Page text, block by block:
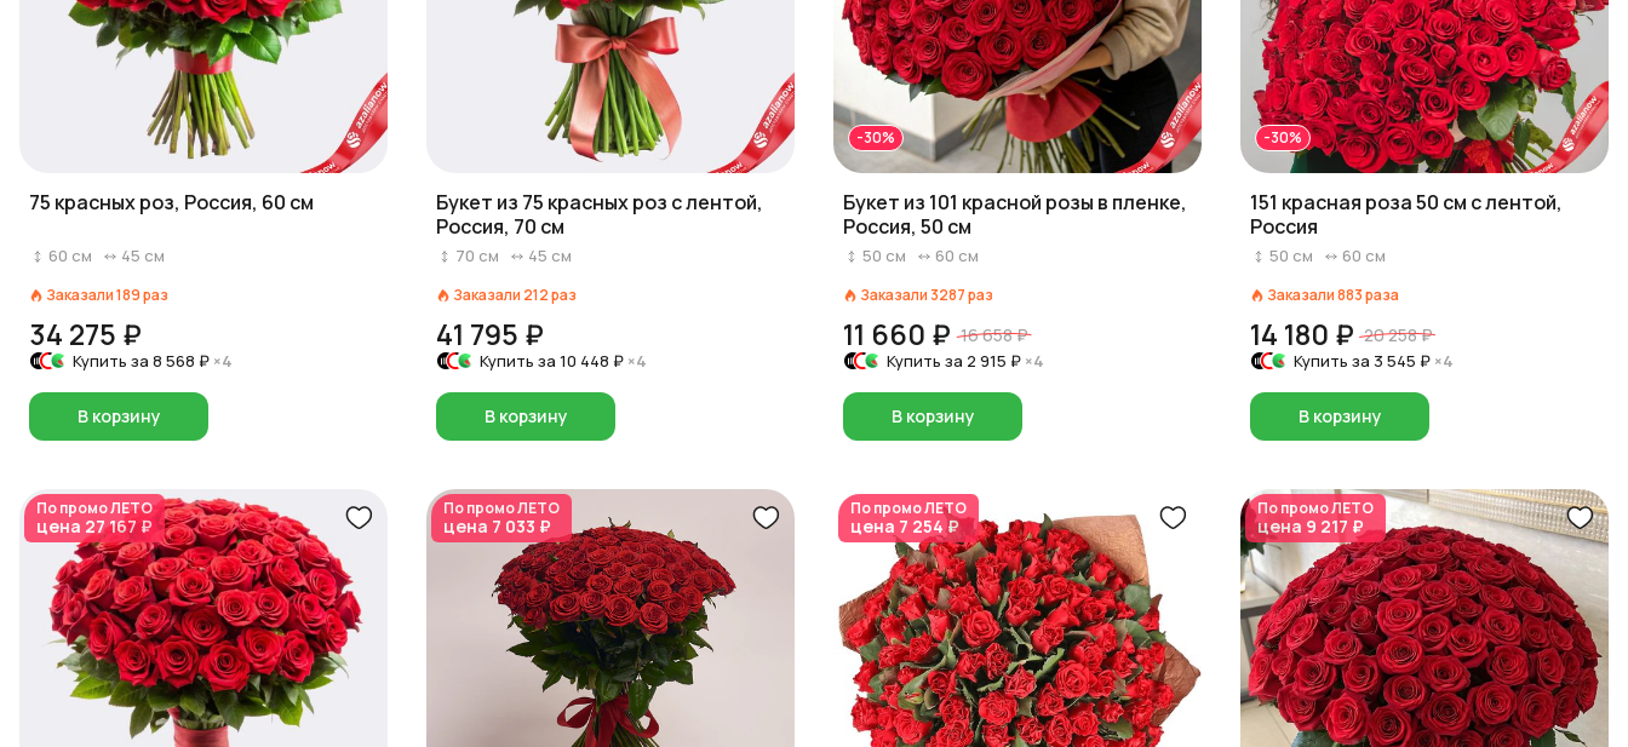
75 красных роз, Россия, 60 см
60 см 45 см
Заказали189раз
34 275 ₽
Купить за 8 568 ₽ ×4
В корзину
Букет из 75 красных роз с лентой,
Россия, 70 см
70 см 45 см
Заказали 212раз
41 795 ₽
Купить за 10 448 ₽ ×4
В корзину
-30%
Букет из 101 красной розы в пленке,
Россия, 50 см
50 см 60 см
Заказали 3287раз
11 660 ₽ 16 658 ₽
Купить за 2 915 ₽ ×4
В корзину
-30%
151 красная роза 50 см с лентой,
Россия
50 см 60 см
Заказали883раза
14 180 ₽ 20 258 ₽
Купить за 3 545 ₽ ×4
В корзину
По промоЛЕТО
цена 27 167 ₽
По промоЛЕТО
цена 7 033 ₽
По промоЛЕТО
цена 7 254 ₽
По промоЛЕТО
цена 9 217 ₽